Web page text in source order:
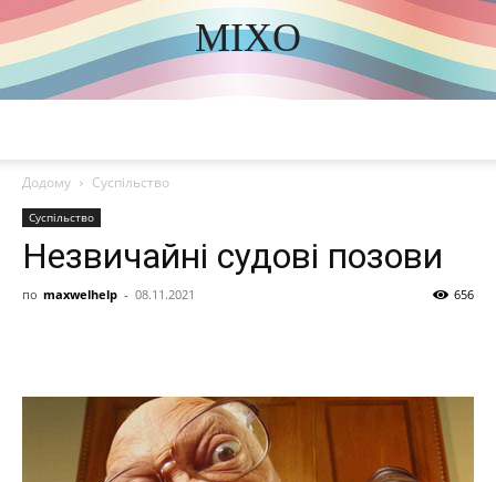
MIXO
DISCOVER THE ART OF PUBLISHING
Додому Суспільство
Суспільство
Незвичайні судові позови
по maxwelhelp - 08.11.2021 656